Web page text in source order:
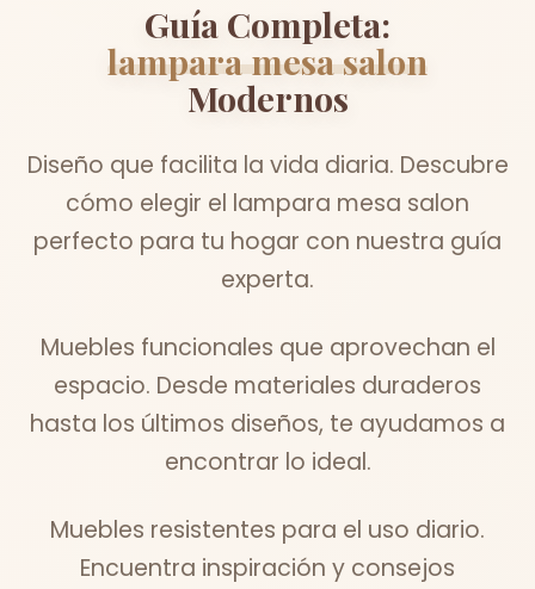
Guía Completa:
lampara mesa salon
Modernos
Diseño que facilita la vida diaria. Descubre
cómo elegir el lampara mesa salon
perfecto para tu hogar con nuestra guía
experta.
Muebles funcionales que aprovechan el
espacio. Desde materiales duraderos
hasta los últimos diseños, te ayudamos a
encontrar lo ideal.
Muebles resistentes para el uso diario.
Encuentra inspiración y consejos